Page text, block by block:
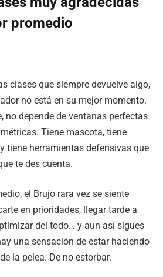
promedio
clases que siempre devuelve algo,
no está en su mejor momento.
no depende de ventanas perfectas
Tiene mascota, tiene
tiene herramientas defensivas que
te des cuenta.
el Brujo rara vez se siente
en prioridades, llegar tarde a
del todo… y aun así sigues
una sensación de estar haciendo
la pelea. De no estorbar.